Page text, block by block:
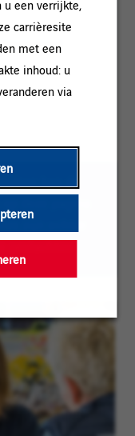
u een verrijkte,
carrièresite
met een
inhoud: u
via
kan de
zijn echter
geslachten